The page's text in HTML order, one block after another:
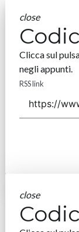
close
Clicca sul
negli appunti.
RSS link
close